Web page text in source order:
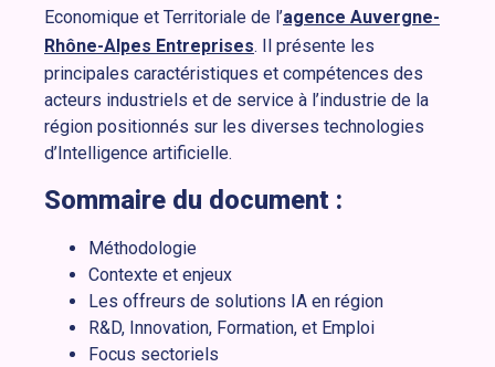
Economique et Territoriale de l’agence Auvergne-
Rhône-Alpes Entreprises. Il présente les
principales caractéristiques et compétences des
acteurs industriels et de service à l’industrie de la
région positionnés sur les diverses technologies
d’Intelligence artificielle.
Sommaire du document :
Méthodologie
Contexte et enjeux
Les offreurs de solutions IA en région
R&D, Innovation, Formation, et Emploi
Focus sectoriels